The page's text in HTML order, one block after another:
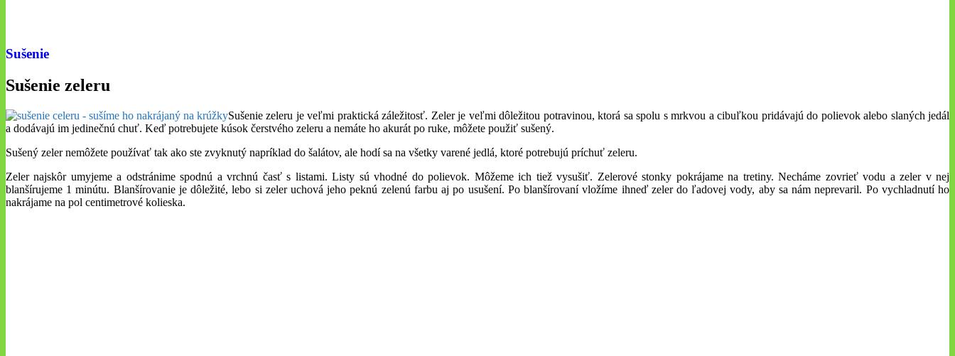
Sušenie
Sušenie zeleru
Sušenie zeleru je veľmi praktická záležitosť. Zeler je veľmi dôležitou potravinou, ktorá sa spolu s mrkvou a cibuľkou pridávajú do polievok alebo slaných jedál
a dodávajú im jedinečnú chuť. Keď potrebujete kúsok čerstvého zeleru a nemáte ho akurát po ruke, môžete použiť sušený.
Sušený zeler nemôžete používať tak ako ste zvyknutý napríklad do šalátov, ale hodí sa na všetky varené jedlá, ktoré potrebujú príchuť zeleru.
Zeler najskôr umyjeme a odstránime spodnú a vrchnú časť s listami. Listy sú vhodné do polievok. Môžeme ich tiež vysušiť. Zelerové stonky pokrájame na tretiny. Necháme zovrieť vodu a zeler v nej
blanšírujeme 1 minútu. Blanšírovanie je dôležité, lebo si zeler uchová jeho peknú zelenú farbu aj po usušení. Po blanšírovaní vložíme ihneď zeler do ľadovej vody, aby sa nám neprevaril. Po vychladnutí ho
nakrájame na pol centimetrové kolieska.